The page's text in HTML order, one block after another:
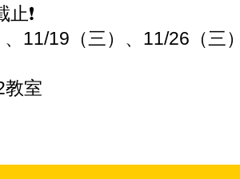
❗️
11/19（三）、11/26（三
教室